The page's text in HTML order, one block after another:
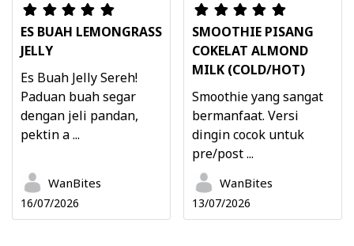
ES BUAH LEMONGRASS
JELLY
Es Buah Jelly Sereh!
Paduan buah segar
dengan jeli pandan,
pektin a ...
WanBites
16/07/2026
SMOOTHIE PISANG
COKELAT ALMOND
MILK (COLD/HOT)
Smoothie yang sangat
bermanfaat. Versi
dingin cocok untuk
pre/post ...
WanBites
13/07/2026